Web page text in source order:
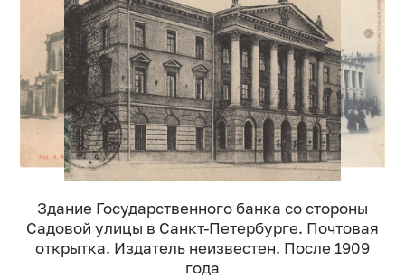
Здание Государственного банка со стороны
Садовой улицы в Санкт-Петербурге. Почтовая
открытка. Издатель неизвестен. После 1909
года